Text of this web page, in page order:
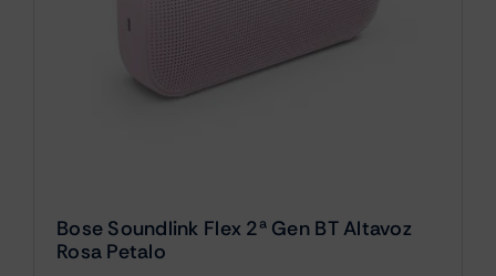
Bose Soundlink Flex 2ª Gen BT Altavoz
Rosa Petalo